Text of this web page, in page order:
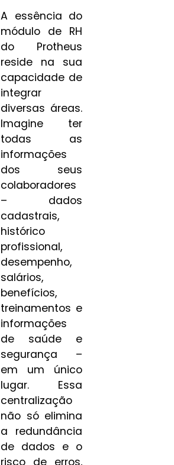
A essência do
módulo de RH
do Protheus
reside na sua
capacidade de
integrar
diversas áreas.
Imagine ter
todas as
informações
dos seus
colaboradores
– dados
cadastrais,
histórico
profissional,
desempenho,
salários,
benefícios,
treinamentos e
informações
de saúde e
segurança –
em um único
lugar. Essa
centralização
não só elimina
a redundância
de dados e o
risco de erros,